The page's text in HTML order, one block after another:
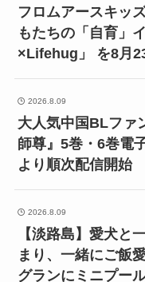
フロムアースキッ
もたちの「自育」
×Lifehug」 を8月
2026.8.09
大人気中国BLファ
師尊』5巻・6巻電
より順次配信開始
2026.8.09
【淡路島】愛犬と
まり、一緒にご飯
グランにミニプー